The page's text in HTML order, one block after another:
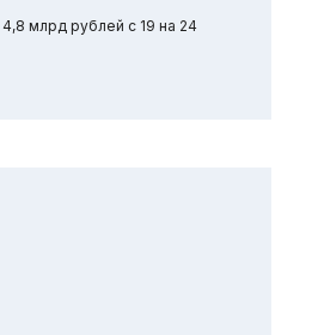
млрд рублей с 19 на 24